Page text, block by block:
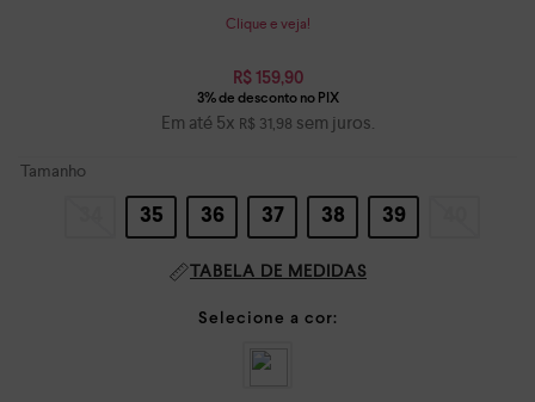
Clique e veja!
R$ 159,90
Em até 5x R$ 31,98 sem juros.
Tamanho
35 36 37 38 39
TABELA DE MEDIDAS